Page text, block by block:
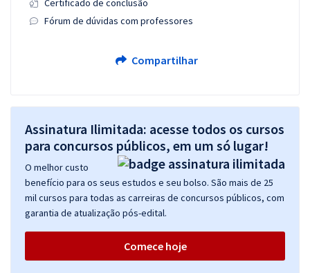
Certificado de conclusão
Fórum de dúvidas com professores
Compartilhar
Assinatura Ilimitada: acesse todos os cursos
para concursos públicos, em um só lugar!
O melhor custo
benefício para os seus estudos e seu bolso. São mais de 25
mil cursos para todas as carreiras de concursos públicos, com
garantia de atualização pós-edital.
Comece hoje